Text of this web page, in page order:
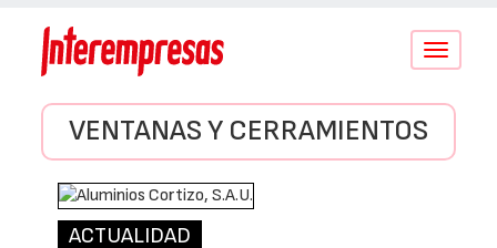
Conmutar
VENTANAS Y CERRAMIENTOS
ACTUALIDAD